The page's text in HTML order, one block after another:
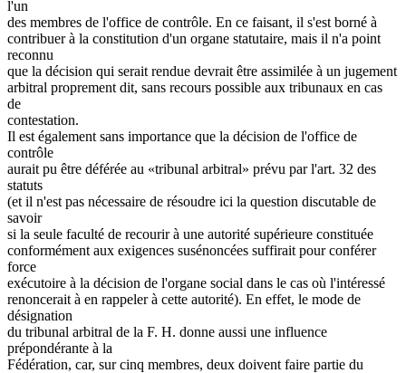
l'un
des membres de l'office de contrôle. En ce faisant, il s'est borné à
contribuer à la constitution d'un organe statutaire, mais il n'a point
reconnu
que la décision qui serait rendue devrait être assimilée à un jugement
arbitral proprement dit, sans recours possible aux tribunaux en cas
de
contestation.
Il est également sans importance que la décision de l'office de
contrôle
aurait pu être déférée au «tribunal arbitral» prévu par l'art. 32 des
statuts
(et il n'est pas nécessaire de résoudre ici la question discutable de
savoir
si la seule faculté de recourir à une autorité supérieure constituée
conformément aux exigences susénoncées suffirait pour conférer
force
exécutoire à la décision de l'organe social dans le cas où l'intéressé
renoncerait à en rappeler à cette autorité). En effet, le mode de
désignation
du tribunal arbitral de la F. H. donne aussi une influence
prépondérante à la
Fédération, car, sur cinq membres, deux doivent faire partie du